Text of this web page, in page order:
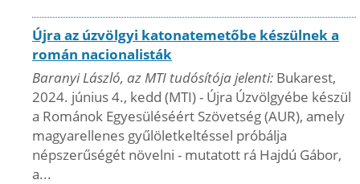
Újra az úzvölgyi katonatemetőbe készülnek a
román nacionalisták
Baranyi László, az MTI tudósítója jelenti: Bukarest,
2024. június 4., kedd (MTI) - Újra Úzvölgyébe készül
a Románok Egyesüléséért Szövetség (AUR), amely
magyarellenes gyűlöletkeltéssel próbálja
népszerűségét növelni - mutatott rá Hajdú Gábor,
a...